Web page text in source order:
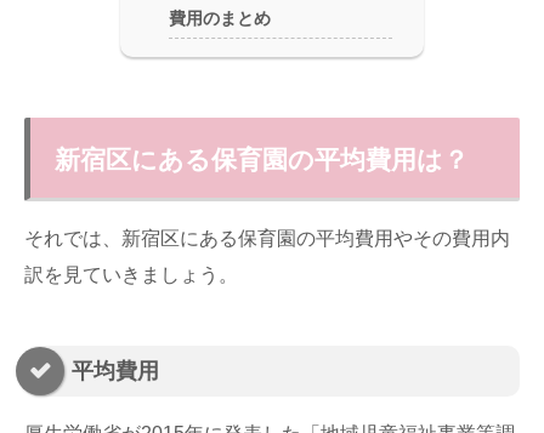
費用のまとめ
新宿区にある保育園の平均費用は？
それでは、新宿区にある保育園の平均費用やその費用内
訳を見ていきましょう。
平均費用